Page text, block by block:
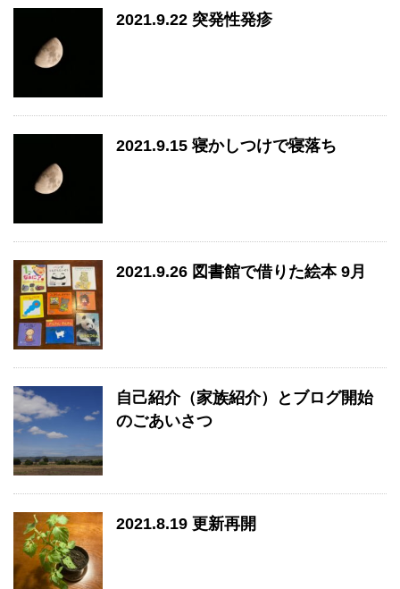
2021.9.22 突発性発疹
2021.9.15 寝かしつけで寝落ち
2021.9.26 図書館で借りた絵本 9月
自己紹介（家族紹介）とブログ開始
のごあいさつ
2021.8.19 更新再開